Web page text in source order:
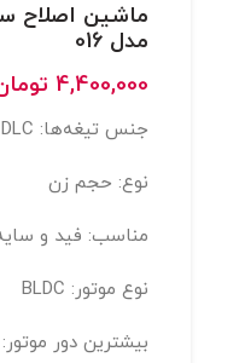
ماشین اصلاح
مدل 016
4,400,000
جنس تیغه‌ها: DLC با پوشش تیتانیوم
نوع: حجم زن
مناسب: فید و
نوع موتور: BLDC
بیشترین دور موتور: 7000 دور در دقیقه